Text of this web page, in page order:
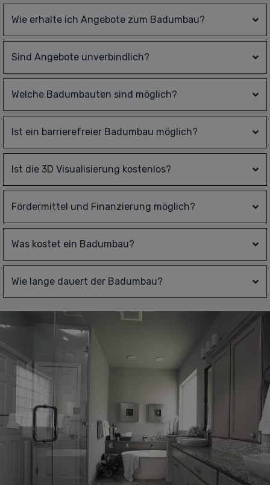
Wie erhalte ich Angebote zum Badumbau?
Sind Angebote unverbindlich?
Welche Badumbauten sind möglich?
Ist ein barrierefreier Badumbau möglich?
Ist die 3D Visualisierung kostenlos?
Fördermittel und Finanzierung möglich?
Was kostet ein Badumbau?
Wie lange dauert der Badumbau?